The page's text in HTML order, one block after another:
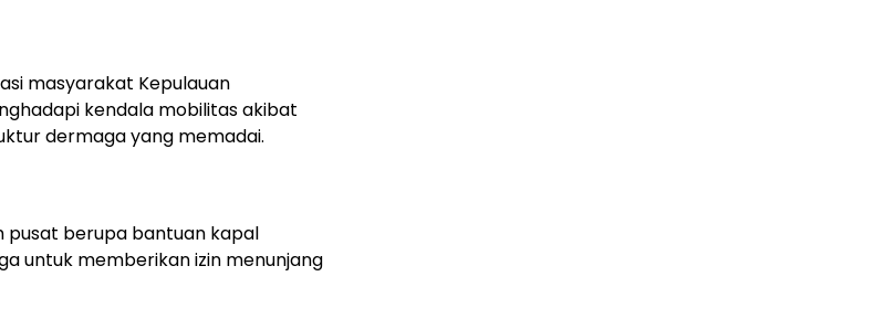
masyarakat Kepulauan
kendala mobilitas akibat
dermaga yang memadai.
pusat berupa bantuan kapal
untuk memberikan izin menunjang